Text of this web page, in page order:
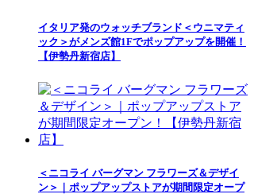
イタリア発のウォッチブランド＜ウニマティ
ック＞がメンズ館1Fでポップアップを開催！
【伊勢丹新宿店】
＜ニコライ バーグマン フラワーズ＆デザイ
ン＞｜ポップアップストアが期間限定オープ